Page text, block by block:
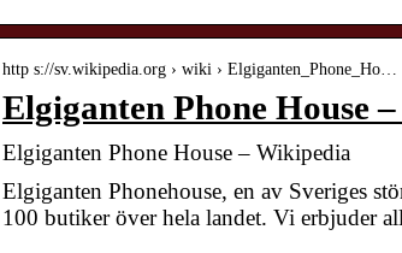
http s://sv.wikipedia.org › wiki › Elgiganten_Phone_Ho…
Elgiganten Phone House
Elgiganten Phone House – Wikipedia
Elgiganten Phonehouse, en av Sveriges
100 butiker över hela landet. Vi erbjuder